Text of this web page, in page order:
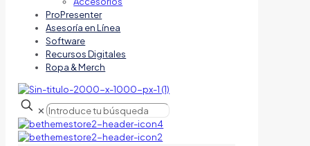
ProPresenter
Asesoría en Línea
Software
Recursos Digitales
Ropa & Merch
✕